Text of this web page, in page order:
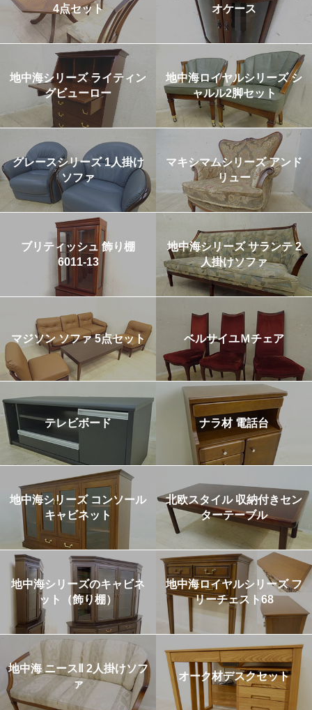
4点セット
オケース
地中海シリーズ ライティン
グビューロー
地中海ロイヤルシリーズ シ
ャルル2脚セット
グレースシリーズ 1人掛け
ソファ
マキシマムシリーズ アンド
リュー
ブリティッシュ 飾り棚
6011-13
地中海シリーズ サランテ 2
人掛けソファ
マジソン ソファ 5点セット ベルサイユＭチェア
テレビボード ナラ材 電話台
地中海シリーズ コンソール
キャビネット
北欧スタイル 収納付きセン
ターテーブル
地中海シリーズのキャビネ
ット（飾り棚）
地中海ロイヤルシリーズ フ
リーチェスト68
地中海 ニースⅡ 2人掛けソフ
ァ
オーク材デスクセット